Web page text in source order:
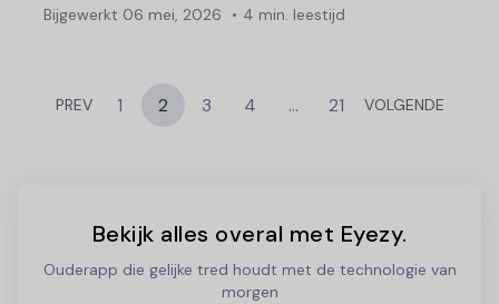
Bijgewerkt 06 mei, 2026 4 min. leestijd
PREV 1 2 3 4 … 21 VOLGENDE
Bekijk alles overal met Eyezy.
Ouderapp die gelijke tred houdt met de technologie van
morgen